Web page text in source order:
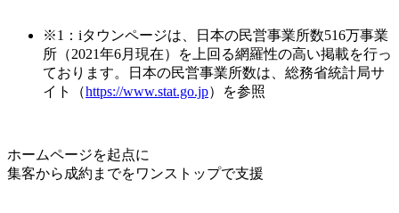
※1：iタウンページは、日本の民営事業所数516万事業
所（2021年6月現在）を上回る網羅性の高い掲載を行っ
ております。日本の民営事業所数は、総務省統計局サ
イト（https://www.stat.go.jp）を参照
ホームページを起点に
集客から成約までをワンストップで支援